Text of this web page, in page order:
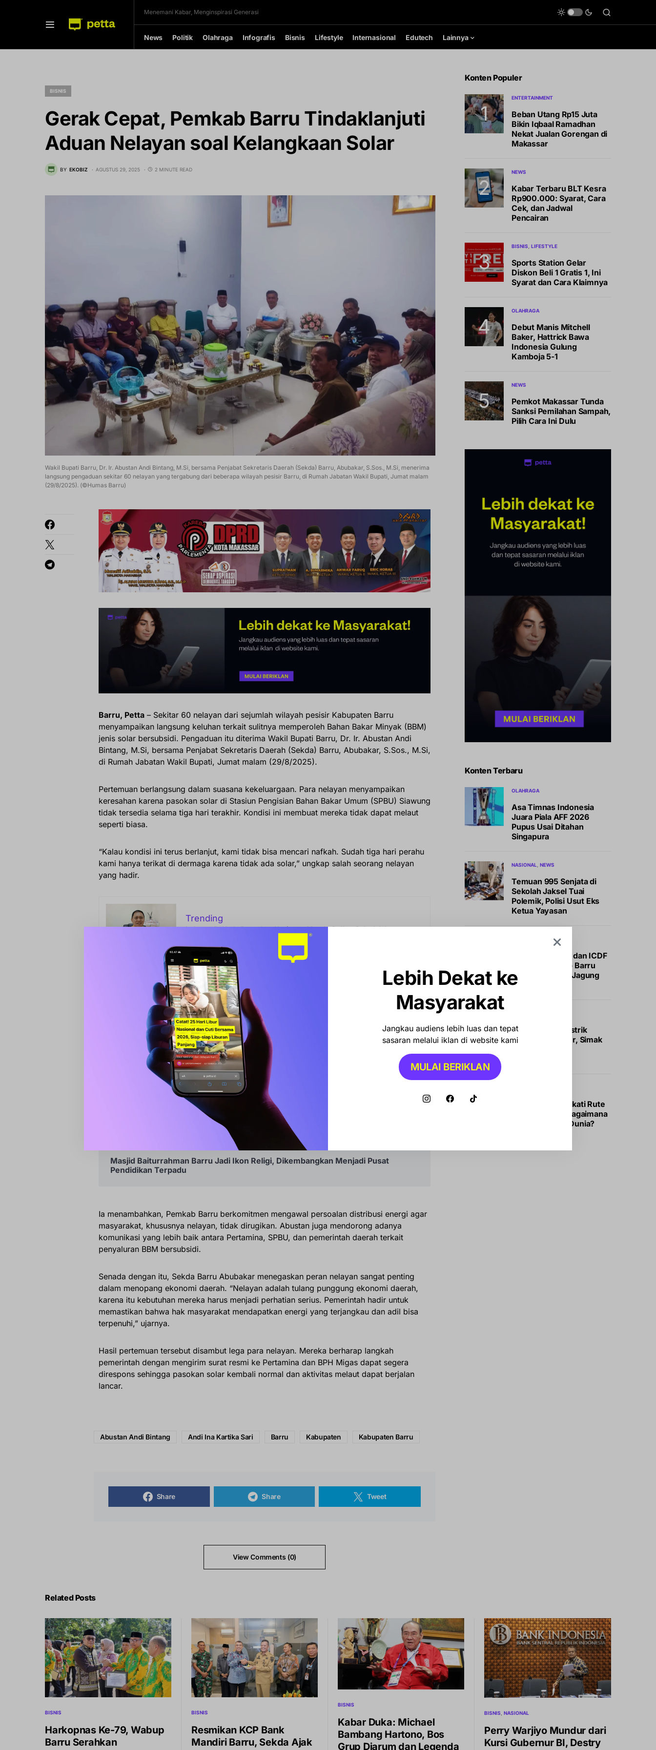
Menemani Kabar, Menginspirasi Generasi
News Politik Olahraga Infografis Bisnis Lifestyle Internasional Edutech Lainnya
BISNIS
Gerak Cepat, Pemkab Barru Tindaklanjuti
Aduan Nelayan soal Kelangkaan Solar
BY EKOBIZ AGUSTUS 29, 2025 2 MINUTE READ
Wakil Bupati Barru, Dr. Ir. Abustan Andi Bintang, M.Si, bersama Penjabat Sekretaris Daerah (Sekda) Barru, Abubakar, S.Sos., M.Si, menerima
langsung pengaduan sekitar 60 nelayan yang tergabung dari beberapa wilayah pesisir Barru, di Rumah Jabatan Wakil Bupati, Jumat malam
(29/8/2025). (©Humas Barru)
Barru, Petta – Sekitar 60 nelayan dari sejumlah wilayah pesisir Kabupaten Barru
menyampaikan langsung keluhan terkait sulitnya memperoleh Bahan Bakar Minyak (BBM)
jenis solar bersubsidi. Pengaduan itu diterima Wakil Bupati Barru, Dr. Ir. Abustan Andi
Bintang, M.Si, bersama Penjabat Sekretaris Daerah (Sekda) Barru, Abubakar, S.Sos., M.Si,
di Rumah Jabatan Wakil Bupati, Jumat malam (29/8/2025).
Pertemuan berlangsung dalam suasana kekeluargaan. Para nelayan menyampaikan
keresahan karena pasokan solar di Stasiun Pengisian Bahan Bakar Umum (SPBU) Siawung
tidak tersedia selama tiga hari terakhir. Kondisi ini membuat mereka tidak dapat melaut
seperti biasa.
“Kalau kondisi ini terus berlanjut, kami tidak bisa mencari nafkah. Sudah tiga hari perahu
kami hanya terikat di dermaga karena tidak ada solar,” ungkap salah seorang nelayan
yang hadir.
Trending
Lukman B. Kady Bocorkan Kesiapan Musda Golkar Sulsel Jelang
Wakil Bupati Barru menegaskan, pemerintah daerah memahami betul kesulitan yang
dialami masyarakat nelayan. Ia menyebut Bupati Barru Andi Ina Kartika Sari telah memberi
arahan agar persoalan ini segera ditindaklanjuti.
“Atas perintah Ibu Bupati, kami bersama Pak Sekda segera bersurat resmi ke Pertamina
dan BPH Migas. Kami akan meminta agar kuota solar di SPBU bisa disesuaikan dengan
kebutuhan riil nelayan Barru, namun tetap memperhatikan kepentingan pengguna umum,
termasuk mobil truk dan kendaraan angkutan umum,” kata Abustan.
Bupati Andi Ina Tegaskan Barru Siap Dukung Program Pengolahan Sampah
Masjid Baiturrahman Barru Jadi Ikon Religi, Dikembangkan Menjadi Pusat
Pendidikan Terpadu
Ia menambahkan, Pemkab Barru berkomitmen mengawal persoalan distribusi energi agar
masyarakat, khususnya nelayan, tidak dirugikan. Abustan juga mendorong adanya
komunikasi yang lebih baik antara Pertamina, SPBU, dan pemerintah daerah terkait
penyaluran BBM bersubsidi.
Senada dengan itu, Sekda Barru Abubakar menegaskan peran nelayan sangat penting
dalam menopang ekonomi daerah. “Nelayan adalah tulang punggung ekonomi daerah,
karena itu kebutuhan mereka harus menjadi perhatian serius. Pemerintah hadir untuk
memastikan bahwa hak masyarakat mendapatkan energi yang terjangkau dan adil bisa
terpenuhi,” ujarnya.
Hasil pertemuan tersebut disambut lega para nelayan. Mereka berharap langkah
pemerintah dengan mengirim surat resmi ke Pertamina dan BPH Migas dapat segera
direspons sehingga pasokan solar kembali normal dan aktivitas melaut dapat berjalan
lancar.
Abustan Andi Bintang Andi Ina Kartika Sari Barru Kabupaten Kabupaten Barru
Share Share Tweet
View Comments (0)
Konten Populer
ENTERTAINMENT
Beban Utang Rp15 Juta
Bikin Iqbaal Ramadhan
Nekat Jualan Gorengan di
Makassar
NEWS
Kabar Terbaru BLT Kesra
Rp900.000: Syarat, Cara
Cek, dan Jadwal
Pencairan
BISNIS LIFESTYLE
Sports Station Gelar
Diskon Beli 1 Gratis 1, Ini
Syarat dan Cara Klaimnya
OLAHRAGA
Debut Manis Mitchell
Baker, Hattrick Bawa
Indonesia Gulung
Kamboja 5-1
NEWS
Pemkot Makassar Tunda
Sanksi Pemilahan Sampah,
Pilih Cara Ini Dulu
Konten Terbaru
OLAHRAGA
Asa Timnas Indonesia
Juara Piala AFF 2026
Pupus Usai Ditahan
Singapura
NASIONAL NEWS
Temuan 995 Senjata di
Sekolah Jaksel Tuai
Polemik, Polisi Usut Eks
Ketua Yayasan
Gandeng Unhas dan ICDF
Taiwan, Pemkab Barru
Tanam Perdana Jagung
JJUH
Insentif Mobil Listrik
Segera Meluncur, Simak
Iran-Oman Sepakati Rute
Selat Hormuz, Bagaimana
Dampaknya ke Dunia?
Related Posts
BISNIS
Harkopnas Ke-79, Wabup
Barru Serahkan
BISNIS
Resmikan KCP Bank
Mandiri Barru, Sekda Ajak
BISNIS
Kabar Duka: Michael
Bambang Hartono, Bos
Grup Djarum dan Legenda
BISNIS NASIONAL
Perry Warjiyo Mundur dari
Kursi Gubernur BI, Destry
Lebih Dekat ke
Masyarakat
Jangkau audiens lebih luas dan tepat
sasaran melalui iklan di website kami
MULAI BERIKLAN